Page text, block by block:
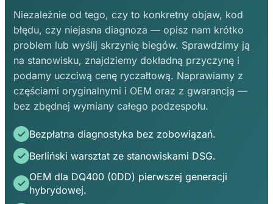
Niezależnie od tego, czy to konkretny objaw, kod
błędu, czy niejasna diagnoza — opisz nam krótko
problem lub wyślij skrzynię biegów. Sprawdzimy ją
na stanowisku, znajdziemy dokładną przyczynę i
podamy uczciwą cenę ryczałtową. Naprawiamy z
częściami oryginalnymi i OEM oraz z gwarancją —
bez zbędnej wymiany całego podzespołu.
Bezpłatna diagnostyka bez zobowiązań.
Berliński warsztat ze stanowiskami DSG.
OEM dla DQ400 (0DD) pierwszej generacji
hybrydowej.